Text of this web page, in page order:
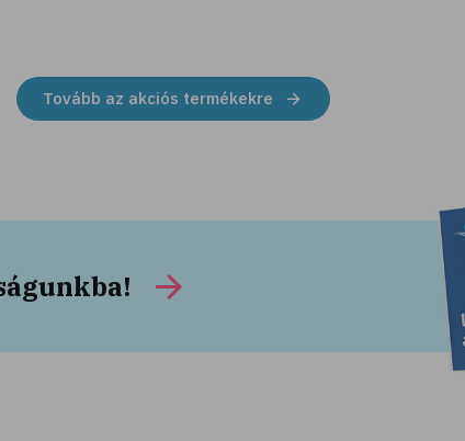
Tovább az akciós termékekre